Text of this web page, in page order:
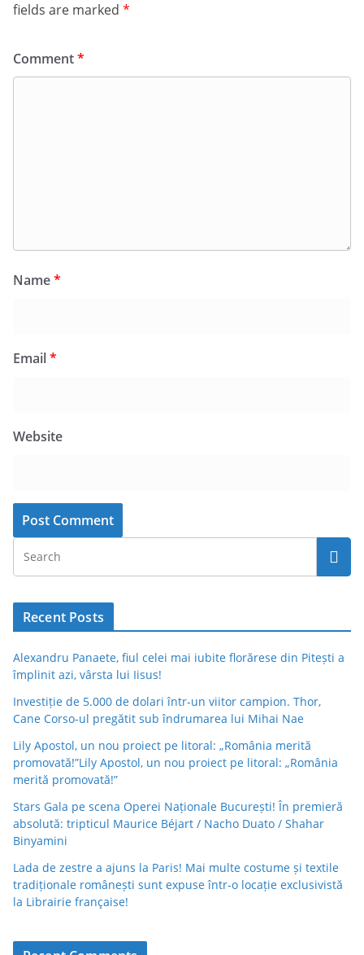
fields are marked *
Comment*
Name*
Email*
Website
Recent Posts
Alexandru Panaete, fiul celei mai iubite florărese din Pitești a
împlinit azi, vârsta lui Iisus!
Investiție de 5.000 de dolari într-un viitor campion. Thor,
Cane Corso-ul pregătit sub îndrumarea lui Mihai Nae
Lily Apostol, un nou proiect pe litoral: „România merită
promovată!”Lily Apostol, un nou proiect pe litoral: „România
merită promovată!”
Stars Gala pe scena Operei Naționale București! În premieră
absolută: tripticul Maurice Béjart / Nacho Duato / Shahar
Binyamini
Lada de zestre a ajuns la Paris! Mai multe costume și textile
tradiționale românești sunt expuse într-o locație exclusivistă
la Librairie française!